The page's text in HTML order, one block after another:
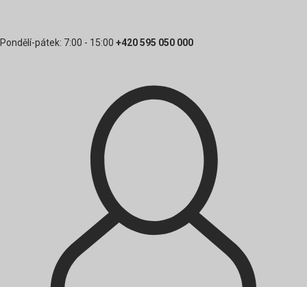
Pondělí-pátek: 7:00 - 15:00 +420 595 050 000